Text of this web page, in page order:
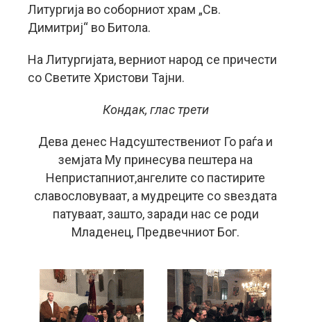
Литургија во соборниот храм „Св.
Димитриј“ во Битола.
На Литургијата, верниот народ се причести
со Светите Христови Тајни.
Кондак, глас трети
Дева денес Надсуштествениот Го раѓа и
земјата Му принесува пештера на
Непристапниот,ангелите со пастирите
славословуваат, а мудреците со ѕвездата
патуваат, зашто, заради нас се роди
Младенец, Предвечниот Бог.